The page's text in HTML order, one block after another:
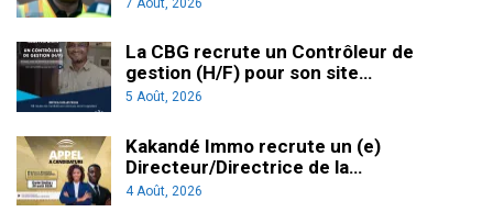
La CBG recrute un Contrôleur de
gestion (H/F) pour son site…
5 Août, 2026
Kakandé Immo recrute un (e)
Directeur/Directrice de la…
4 Août, 2026